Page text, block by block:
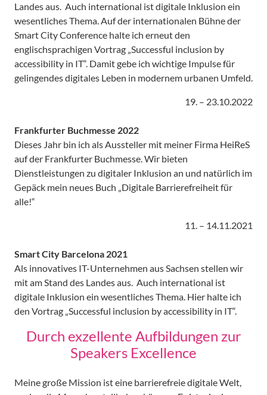
Landes aus. Auch international ist digitale Inklusion ein
wesentliches Thema. Auf der internationalen Bühne der
Smart City Conference halte ich erneut den
englischsprachigen Vortrag „Successful inclusion by
accessibility in IT“. Damit gebe ich wichtige Impulse für
gelingendes digitales Leben in modernem urbanen Umfeld.
19. – 23.10.2022
Frankfurter Buchmesse 2022
Dieses Jahr bin ich als Aussteller mit meiner Firma HeiReS
auf der Frankfurter Buchmesse. Wir bieten
Dienstleistungen zu digitaler Inklusion an und natürlich im
Gepäck mein neues Buch „Digitale Barrierefreiheit für
alle!“
11. – 14.11.2021
Smart City Barcelona 2021
Als innovatives IT-Unternehmen aus Sachsen stellen wir
mit am Stand des Landes aus. Auch international ist
digitale Inklusion ein wesentliches Thema. Hier halte ich
den Vortrag „Successful inclusion by accessibility in IT“.
Durch exzellente Aufbildungen zur
Speakers Excellence
Meine große Mission ist eine barrierefreie digitale Welt,